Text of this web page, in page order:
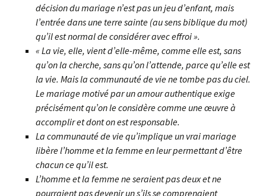
décision du mariage n’est pas un jeu d’enfant, mais
l’entrée dans une terre sainte (au sens biblique du mot)
qu’il est normal de considérer avec effroi ».
« La vie, elle, vient d’elle-même, comme elle est, sans
qu’on la cherche, sans qu’on l’attende, parce qu’elle est
la vie. Mais la communauté de vie ne tombe pas du ciel.
Le mariage motivé par un amour authentique exige
précisément qu’on le considère comme une œuvre à
accomplir et dont on est responsable.
La communauté de vie qu’implique un vrai mariage
libère l’homme et la femme en leur permettant d’être
chacun ce qu’il est.
L’homme et la femme ne seraient pas deux et ne
pourraient pas devenir un s’ils se comprenaient